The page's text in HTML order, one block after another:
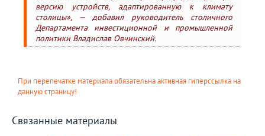
версию устройств, адаптированную к климату
столицы», — добавил руководитель столичного
Департамента инвестиционной и промышленной
политики Владислав Овчинский.
При перепечатке материала обязательна активная гиперссылка на
данную страницу!
Связанные материалы